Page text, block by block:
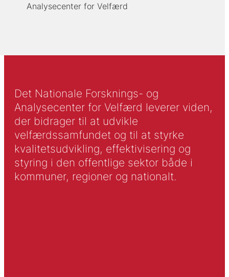
Analysecenter for Velfærd
Det Nationale Forsknings- og
Analysecenter for Velfærd leverer viden,
der bidrager til at udvikle
velfærdssamfundet og til at styrke
kvalitetsudvikling, effektivisering og
styring i den offentlige sektor både i
kommuner, regioner og nationalt.